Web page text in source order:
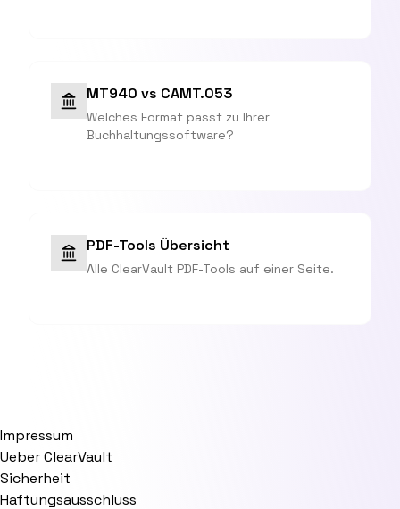
MT940 vs CAMT.053
Welches Format passt zu Ihrer
Buchhaltungssoftware?
PDF-Tools Übersicht
Alle ClearVault PDF-Tools auf einer Seite.
Impressum
Ueber ClearVault
Sicherheit
Haftungsausschluss